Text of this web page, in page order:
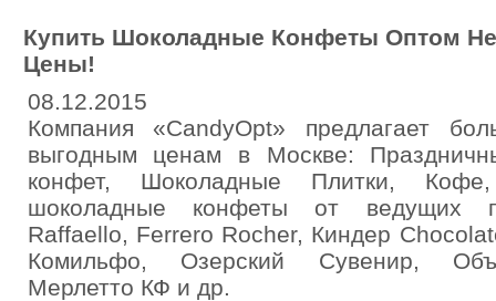
Купить Шоколадные Конфеты Оптом
Цены!
08.12.2015
Компания «CandyOpt» предлагает
выгодным ценам в Москве:
конфет, Шоколадные Плитки,
шоколадные конфеты от ведущих
Raffaello, Ferrero Rocher, Киндер
Комильфо, Озерский Сувенир,
Мерлетто КФ и др.